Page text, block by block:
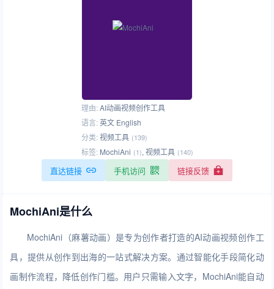
理由:AI动画视频创作工具
语言:英文 English
分类:视频工具 (139)
标签: MochiAni (1), 视频工具 (140)
直达链接 手机访问 链接反馈
MochiAni是什么
MochiAni（麻薯动画）是专为创作者打造的AI动画视频创作工
具，提供从创作到出海的一站式解决方案。通过智能化手段简化动
画制作流程，降低创作门槛。用户只需输入文字，MochiAni能自动